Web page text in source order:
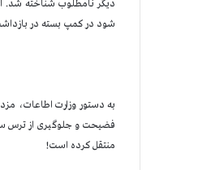
دیگر نامطلوب شناخته شد.
شود در کمپ بسته در
به دستور وزارت اطاعات،
فضیحت و جلوگیری از ترس
منتقل کرده است!